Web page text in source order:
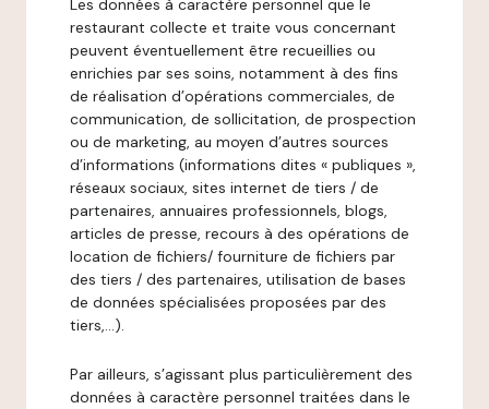
Les données à caractère personnel que le
restaurant collecte et traite vous concernant
peuvent éventuellement être recueillies ou
enrichies par ses soins, notamment à des fins
de réalisation d’opérations commerciales, de
communication, de sollicitation, de prospection
ou de marketing, au moyen d’autres sources
d’informations (informations dites « publiques »,
réseaux sociaux, sites internet de tiers / de
partenaires, annuaires professionnels, blogs,
articles de presse, recours à des opérations de
location de fichiers/ fourniture de fichiers par
des tiers / des partenaires, utilisation de bases
de données spécialisées proposées par des
tiers,…).
Par ailleurs, s’agissant plus particulièrement des
données à caractère personnel traitées dans le